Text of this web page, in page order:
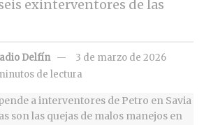
exinterventores de las
Delfín
3 de marzo de 2026
de lectura